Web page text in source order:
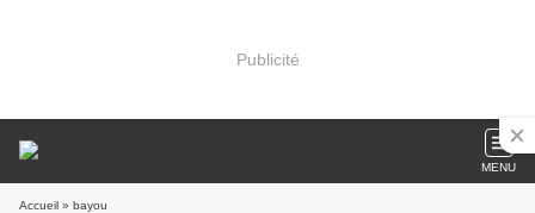
Publicité
MENU
Accueil » bayou